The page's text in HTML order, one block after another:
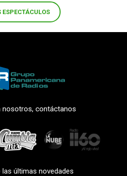
ESPECTÁCULOS
nosotros, contáctanos
las últimas novedades